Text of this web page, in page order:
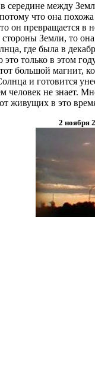
середине между
что она
он превращается
стороны Земли, то
где была в
только в этом
большой магнит,
и готовится
не знает.
живущих в это
2 ноября